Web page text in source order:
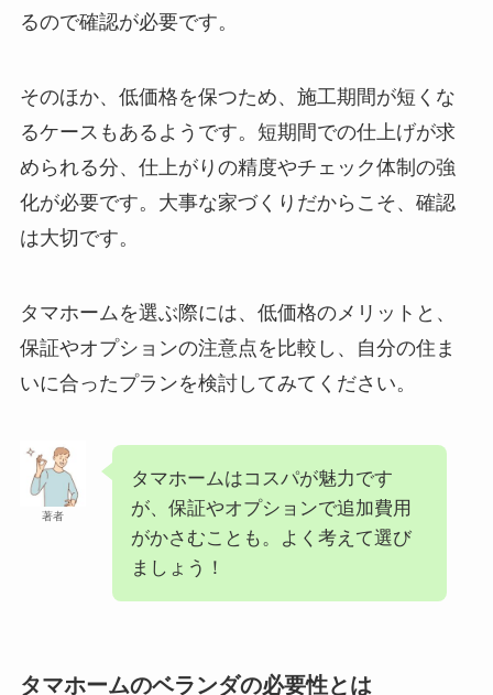
るので確認が必要です。
そのほか、低価格を保つため、施工期間が短くな
るケースもあるようです。短期間での仕上げが求
められる分、仕上がりの精度やチェック体制の強
化が必要です。大事な家づくりだからこそ、確認
は大切です。
タマホームを選ぶ際には、低価格のメリットと、
保証やオプションの注意点を比較し、自分の住ま
いに合ったプランを検討してみてください。
著者
タマホームはコスパが魅力です
が、保証やオプションで追加費用
がかさむことも。よく考えて選び
ましょう！
タマホームのベランダの必要性とは